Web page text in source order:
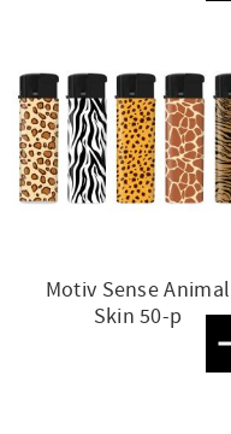
Motiv Sense Animal
Skin 50-p